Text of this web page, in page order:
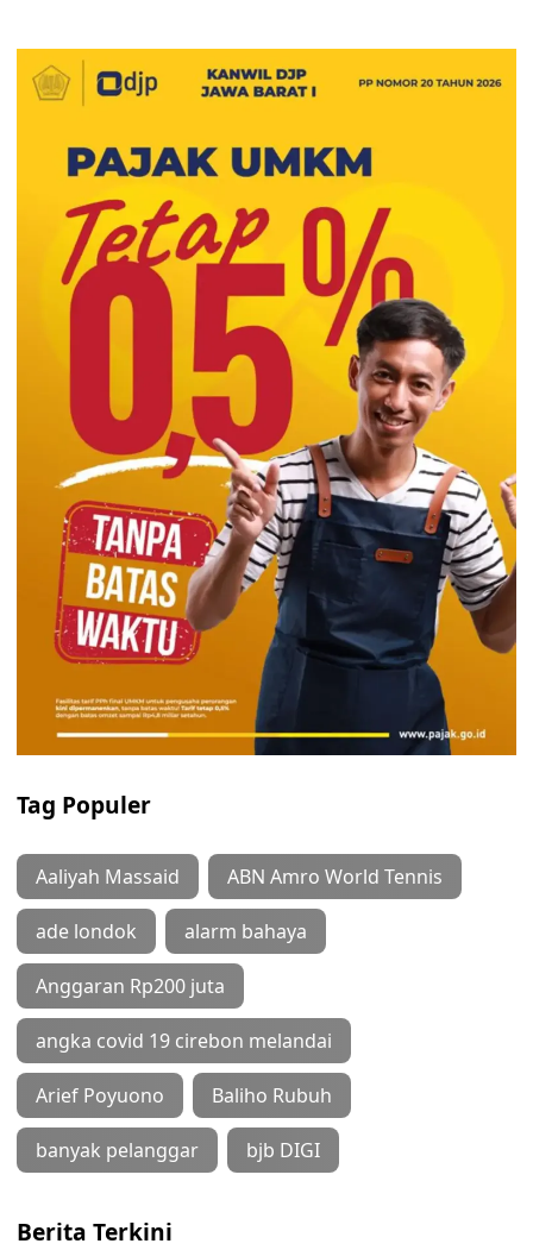
Tag Populer
Aaliyah Massaid ABN Amro World Tennis
ade londok alarm bahaya
Anggaran Rp200 juta
angka covid 19 cirebon melandai
Arief Poyuono Baliho Rubuh
banyak pelanggar bjb DIGI
Berita Terkini